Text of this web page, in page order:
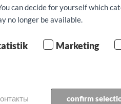
Подтверждение
Страна Страна
can decide for yourself which
no longer be available.
Marketing
confirm